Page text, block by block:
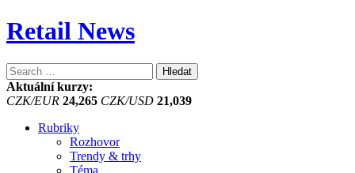
Retail News
Vyhledávání
Aktuální kurzy:
CZK/EUR 24,265 CZK/USD 21,039
Rubriky
Rozhovor
Trendy & trhy
Téma